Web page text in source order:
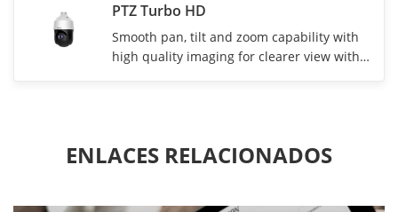
PTZ Turbo HD
Smooth pan, tilt and zoom capability with
high quality imaging for clearer view with
ENLACES RELACIONADOS